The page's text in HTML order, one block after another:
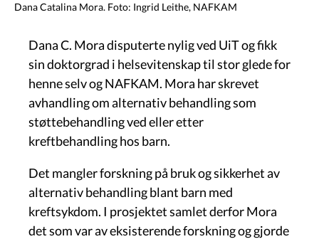
Dana Catalina Mora. Foto: Ingrid Leithe, NAFKAM
Dana C. Mora disputerte nylig ved UiT og fikk
sin doktorgrad i helsevitenskap til stor glede for
henne selv og NAFKAM. Mora har skrevet
avhandling om alternativ behandling som
støttebehandling ved eller etter
kreftbehandling hos barn.
Det mangler forskning på bruk og sikkerhet av
alternativ behandling blant barn med
kreftsykdom. I prosjektet samlet derfor Mora
det som var av eksisterende forskning og gjorde